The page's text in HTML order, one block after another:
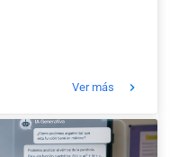
Ver más
keyboard_arrow_right